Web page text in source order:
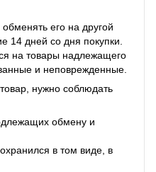
его на другой
14 дней со дня покупки.
на товары надлежащего
и неповрежденные.
нужно соблюдать
обмену и
в том виде, в